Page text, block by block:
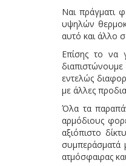
Ναι πράγματι
υψηλών
αυτό και άλλο
Επίσης το να
εντελώς
με άλλες
Όλα τα
αρμόδιους
αξιόπιστο
συμπεράσματά
ατμόσφαιρας